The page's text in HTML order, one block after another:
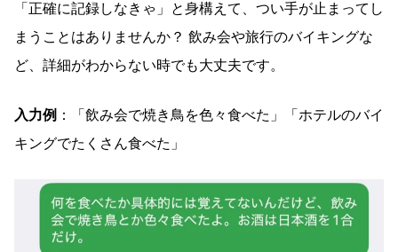
「正確に記録しなきゃ」と身構えて、つい手が止まってし
まうことはありませんか？ 飲み会や旅行のバイキングな
ど、詳細がわからない時でも大丈夫です。
入力例 ：「飲み会で焼き鳥を色々食べた」「ホテルのバイ
キングでたくさん食べた」